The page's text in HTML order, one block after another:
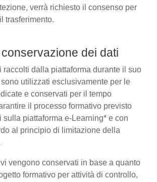
verrà richiesto il consenso per
trasferimento.
dei dati
raccolti dalla piattaforma durante il suo
utilizzati esclusivamente per le
e conservati per il tempo
il processo formativo previsto
sulla piattaforma e-Learning* e con
al principio di limitazione della
vengono conservati in base a quanto
formativo per attività di controllo,